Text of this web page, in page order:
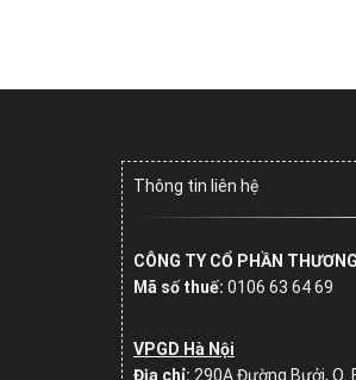
Thông tin liên hệ
CÔNG TY CỔ PHẦN
Mã số thuế: 0106 63 64 69
VPGD Hà Nội
Địa chỉ: 290A Đường Bưởi, Q.